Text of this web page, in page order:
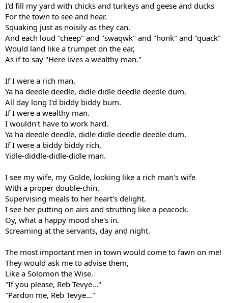
I'd fill my yard with chicks and turkeys and geese and ducks
For the town to see and hear.
Squaking just as noisily as they can.
And each loud "cheep" and "swaqwk" and "honk" and "quack"
Would land like a trumpet on the ear,
As if to say "Here lives a wealthy man."
If I were a rich man,
Ya ha deedle deedle, didle didle deedle deedle dum.
All day long I'd biddy biddy bum.
If I were a wealthy man.
I wouldn't have to work hard.
Ya ha deedle deedle, didle didle deedle deedle dum.
If I were a biddy biddy rich,
Yidle-diddle-didle-didle man.
I see my wife, my Golde, looking like a rich man's wife
With a proper double-chin.
Supervising meals to her heart's delight.
I see her putting on airs and strutting like a peacock.
Oy, what a happy mood she's in.
Screaming at the servants, day and night.
The most important men in town would come to fawn on me!
They would ask me to advise them,
Like a Solomon the Wise.
"If you please, Reb Tevye..."
"Pardon me, Reb Tevye..."